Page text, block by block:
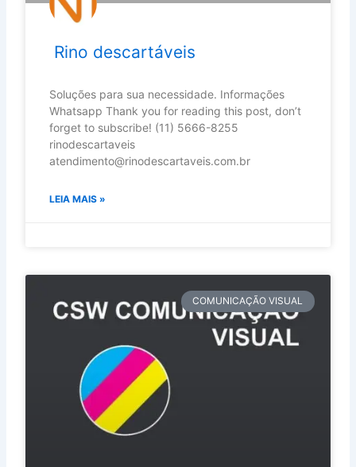
Rino descartáveis
Soluções para sua necessidade. Informações
Whatsapp Thank you for reading this post, don’t
forget to subscribe! (11) 5666-8255
rinodescartaveis
atendimento@rinodescartaveis.com.br
LEIA MAIS »
COMUNICAÇÃO VISUAL